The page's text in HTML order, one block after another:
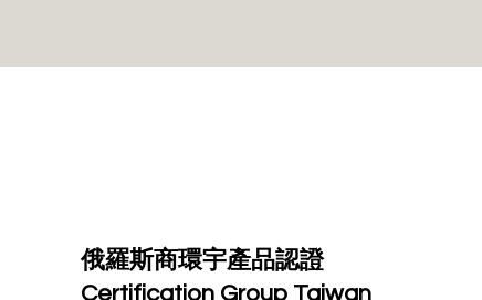
TR CU 證書與 EAC 證書：深
俄羅斯商環宇產品認證
Certification Group Taiwan